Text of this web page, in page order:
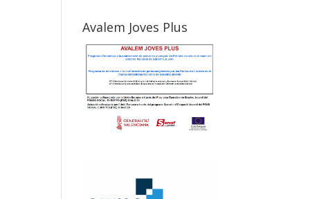
Avalem Joves Plus